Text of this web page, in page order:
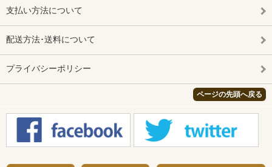
支払い方法について
配送方法･送料について
プライバシーポリシー
ページの先頭へ戻る